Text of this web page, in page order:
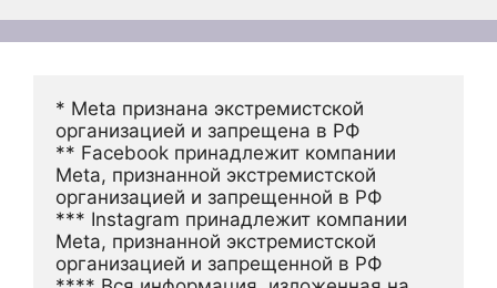
* Meta признана экстремистской
организацией и запрещена в РФ
** Facebook принадлежит компании
Meta, признанной экстремистской
организацией и запрещенной в РФ
*** Instagram принадлежит компании
Meta, признанной экстремистской
организацией и запрещенной в РФ